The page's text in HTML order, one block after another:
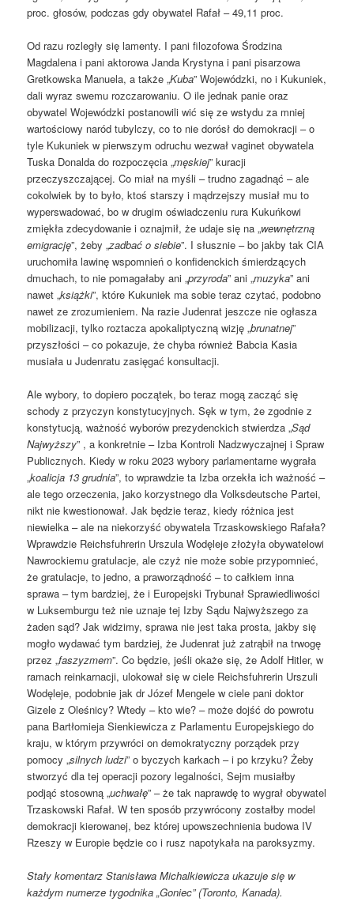
proc. głosów, podczas gdy obywatel Rafał – 49,11 proc.
Od razu rozległy się lamenty. I pani filozofowa Środzina
Magdalena i pani aktorowa Janda Krystyna i pani pisarzowa
Gretkowska Manuela, a także „Kuba” Wojewódzki, no i Kukuniek,
dali wyraz swemu rozczarowaniu. O ile jednak panie oraz
obywatel Wojewódzki postanowili wić się ze wstydu za mniej
wartościowy naród tubylczy, co to nie dorósł do demokracji – o
tyle Kukuniek w pierwszym odruchu wezwał vaginet obywatela
Tuska Donalda do rozpoczęcia „męskiej” kuracji
przeczyszczającej. Co miał na myśli – trudno zagadnąć – ale
cokolwiek by to było, ktoś starszy i mądrzejszy musiał mu to
wyperswadować, bo w drugim oświadczeniu rura Kukuńkowi
zmiękła zdecydowanie i oznajmił, że udaje się na „wewnętrzną
emigrację”, żeby „zadbać o siebie”. I słusznie – bo jakby tak CIA
uruchomiła lawinę wspomnień o konfidenckich śmierdzących
dmuchach, to nie pomagałaby ani „przyroda” ani „muzyka” ani
nawet „książki”, które Kukuniek ma sobie teraz czytać, podobno
nawet ze zrozumieniem. Na razie Judenrat jeszcze nie ogłasza
mobilizacji, tylko roztacza apokaliptyczną wizję „brunatnej”
przyszłości – co pokazuje, że chyba również Babcia Kasia
musiała u Judenratu zasięgać konsultacji.
Ale wybory, to dopiero początek, bo teraz mogą zacząć się
schody z przyczyn konstytucyjnych. Sęk w tym, że zgodnie z
konstytucją, ważność wyborów prezydenckich stwierdza „Sąd
Najwyższy” , a konkretnie – Izba Kontroli Nadzwyczajnej i Spraw
Publicznych. Kiedy w roku 2023 wybory parlamentarne wygrała
„koalicja 13 grudnia”, to wprawdzie ta Izba orzekła ich ważność –
ale tego orzeczenia, jako korzystnego dla Volksdeutsche Partei,
nikt nie kwestionował. Jak będzie teraz, kiedy różnica jest
niewielka – ale na niekorzyść obywatela Trzaskowskiego Rafała?
Wprawdzie Reichsfuhrerin Urszula Wodęleje złożyła obywatelowi
Nawrockiemu gratulacje, ale czyż nie może sobie przypomnieć,
że gratulacje, to jedno, a praworządność – to całkiem inna
sprawa – tym bardziej, że i Europejski Trybunał Sprawiedliwości
w Luksemburgu też nie uznaje tej Izby Sądu Najwyższego za
żaden sąd? Jak widzimy, sprawa nie jest taka prosta, jakby się
mogło wydawać tym bardziej, że Judenrat już zatrąbił na trwogę
przez „faszyzmem”. Co będzie, jeśli okaże się, że Adolf Hitler, w
ramach reinkarnacji, ulokował się w ciele Reichsfuhrerin Urszuli
Wodęleje, podobnie jak dr Józef Mengele w ciele pani doktor
Gizele z Oleśnicy? Wtedy – kto wie? – może dojść do powrotu
pana Bartłomieja Sienkiewicza z Parlamentu Europejskiego do
kraju, w którym przywróci on demokratyczny porządek przy
pomocy „silnych ludzi” o byczych karkach – i po krzyku? Żeby
stworzyć dla tej operacji pozory legalności, Sejm musiałby
podjąć stosowną „uchwałę” – że tak naprawdę to wygrał obywatel
Trzaskowski Rafał. W ten sposób przywrócony zostałby model
demokracji kierowanej, bez której upowszechnienia budowa IV
Rzeszy w Europie będzie co i rusz napotykała na paroksyzmy.
Stały komentarz Stanisława Michalkiewicza ukazuje się w
każdym numerze tygodnika „Goniec” (Toronto, Kanada).